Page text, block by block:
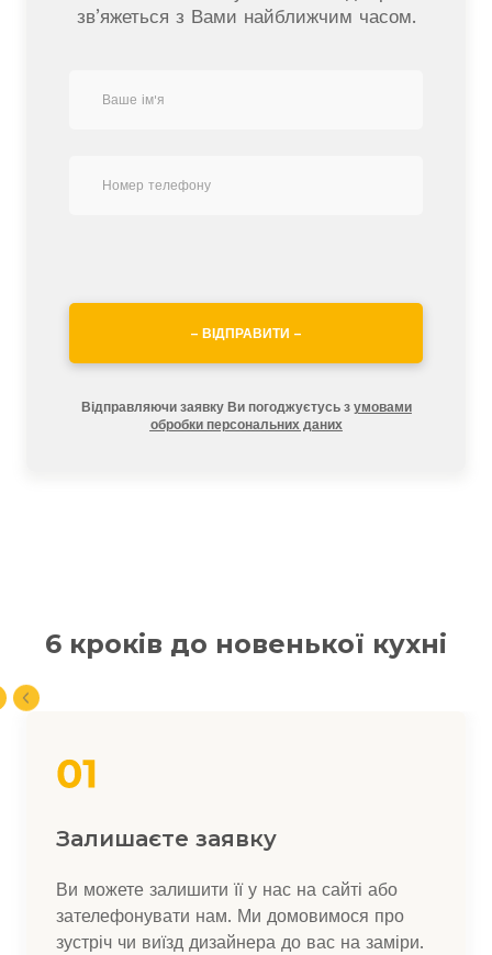
зв’яжеться з Вами найближчим часом.
– ВІДПРАВИТИ –
Відправляючи заявку Ви погоджуєтусь з умовами
обробки персональних даних
6 кроків до новенької кухні
Залишаєте заявку
Ви можете залишити її у нас на сайті або
зателефонувати нам. Ми домовимося про
зустріч чи виїзд дизайнера до вас на заміри.